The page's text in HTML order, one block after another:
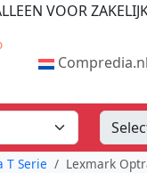
VOOR
Compredia.nl
T Serie Lexmark